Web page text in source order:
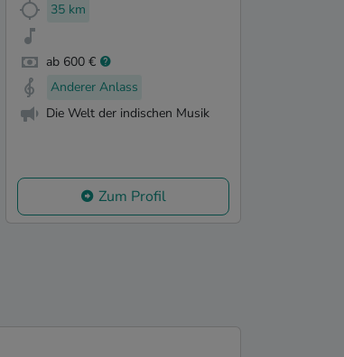
35 km
ab 600 €
Anderer Anlass
Die Welt der indischen Musik
Zum Profil